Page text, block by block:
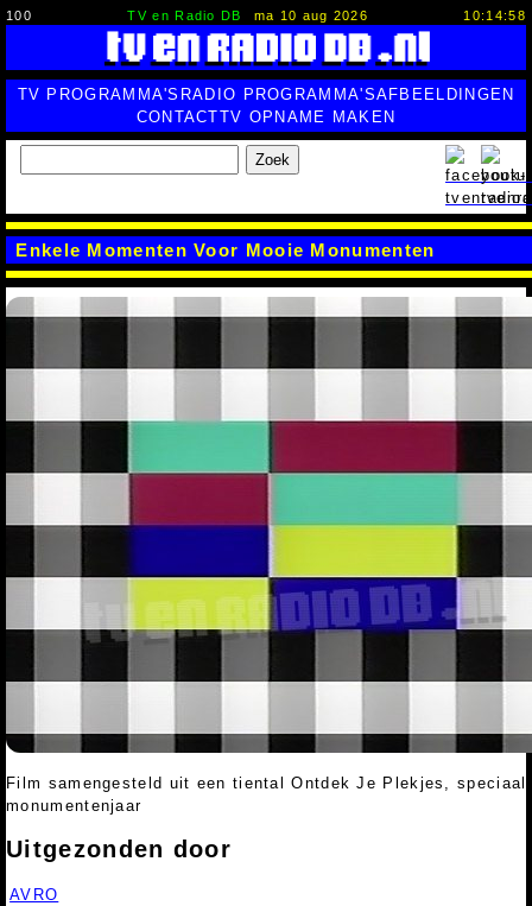
100 TV en Radio DB ma 10 aug 2026 10:14:59
TV PROGRAMMA'S RADIO PROGRAMMA'SAFBEELDINGEN
CONTACTTV OPNAME MAKEN
Zoek
Enkele Momenten Voor Mooie Monumenten
Film samengesteld uit een tiental Ontdek Je Plekjes,
monumentenjaar
Uitgezonden door
AVRO